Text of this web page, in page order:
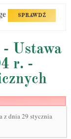
SPRAWDŹ
Ustawa
r. -
z dnia 29 stycznia